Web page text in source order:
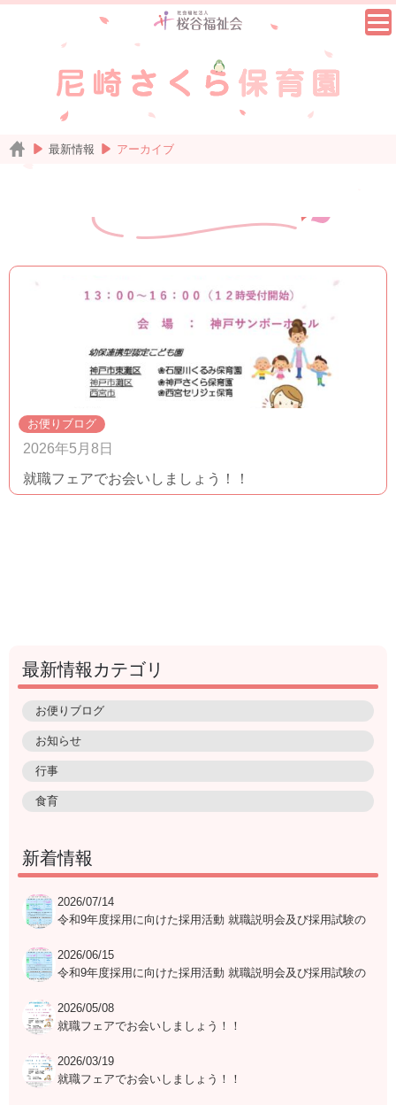
最新情報 アーカイブ
お便りブログ
2026年5月8日
就職フェアでお会いしましょう！！
最新情報カテゴリ
お便りブログ
お知らせ
行事
食育
新着情報
2026/07/14
令和9年度採用に向けた採用活動 就職説明会及び採用試験の
2026/06/15
令和9年度採用に向けた採用活動 就職説明会及び採用試験の
2026/05/08
就職フェアでお会いしましょう！！
2026/03/19
就職フェアでお会いしましょう！！